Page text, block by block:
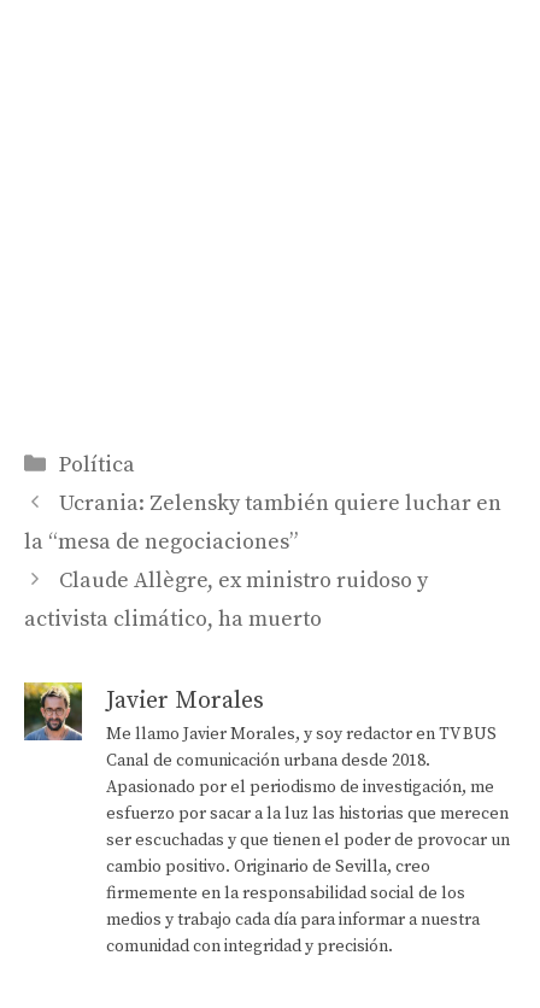
Categorías
Política
Ucrania: Zelensky también quiere luchar en
la “mesa de negociaciones”
Claude Allègre, ex ministro ruidoso y
activista climático, ha muerto
Javier Morales
Me llamo Javier Morales, y soy redactor en TV BUS
Canal de comunicación urbana desde 2018.
Apasionado por el periodismo de investigación, me
esfuerzo por sacar a la luz las historias que merecen
ser escuchadas y que tienen el poder de provocar un
cambio positivo. Originario de Sevilla, creo
firmemente en la responsabilidad social de los
medios y trabajo cada día para informar a nuestra
comunidad con integridad y precisión.